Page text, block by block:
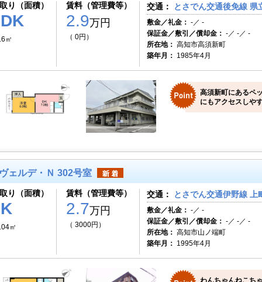
り（面積）
㎡
賃料（管理費等）
2.9万円
（ 0円）
交通： とさでん交通後免線 県
敷金／礼金： -／ -
保証金／敷引／償却金： -／ -／ -
所在地： 高知市高須新町
築年月： 1985年4月
高須新町にあるペ
にもアクセスしや
ェルデ・Ｎ 302号室
り（面積）
㎡
賃料（管理費等）
2.7万円
（ 3000円）
交通： とさでん交通伊野線 上
敷金／礼金： -／ -
保証金／敷引／償却金： -／ -／ -
所在地： 高知市山ノ端町
築年月： 1995年4月
わんちゃんねこち